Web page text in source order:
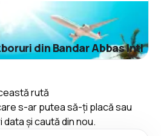
din Bandar Abbas Intl
rută
s-ar putea să-ți placă sau
și caută din nou.